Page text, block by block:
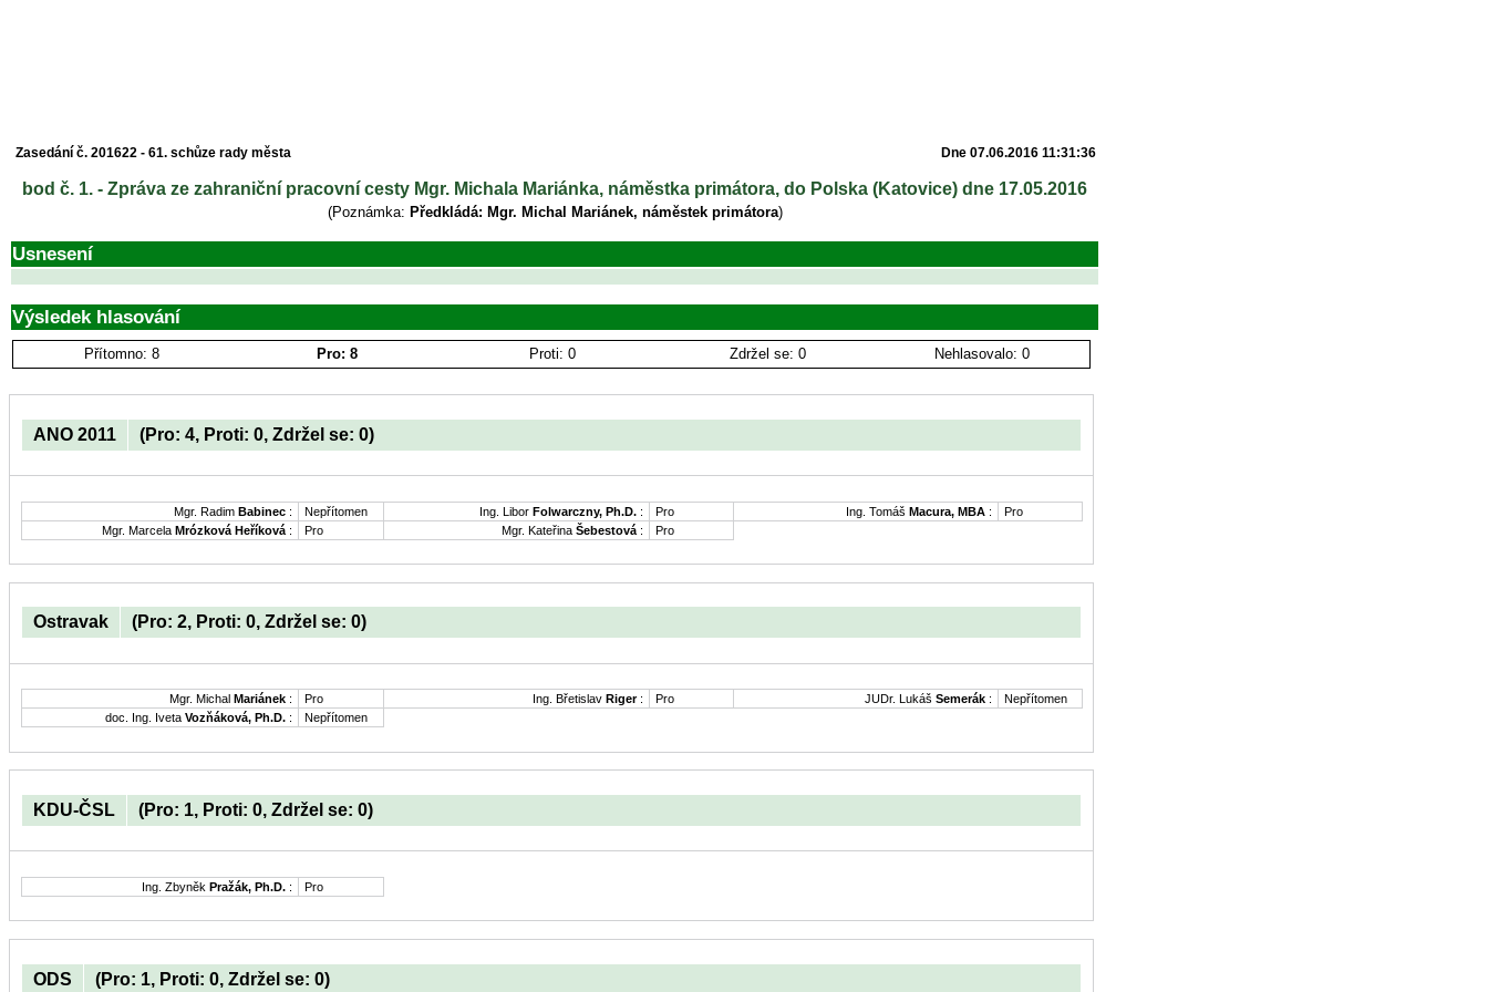
Zasedání č. 201622 - 61. schůze rady města Dne 07.06.2016 11:31:36
bod č. 1. - Zpráva ze zahraniční pracovní cesty Mgr. Michala Mariánka, náměstka primátora, do Polska (Katovice) dne 17.05.2016
(Poznámka: Předkládá: Mgr. Michal Mariánek, náměstek primátora)
Usnesení
Výsledek hlasování
Přítomno: 8 Pro: 8 Proti: 0 Zdržel se: 0 Nehlasovalo: 0
ANO 2011 (Pro: 4, Proti: 0, Zdržel se: 0)
Mgr. Radim Babinec : Nepřítomen Ing. Libor Folwarczny, Ph.D. : Pro Ing. Tomáš Macura, MBA :
Pro
Mgr. Marcela Mrózková Heříková : Pro Mgr. Kateřina Šebestová : Pro
Ostravak (Pro: 2, Proti: 0, Zdržel se: 0)
Mgr. Michal Mariánek : Pro Ing. Břetislav Riger: Pro JUDr. Lukáš Semerák :
Nepřítomen
doc. Ing. Iveta Vozňáková, Ph.D. : Nepřítomen
KDU-ČSL (Pro: 1, Proti: 0, Zdržel se: 0)
Ing. Zbyněk Pražák, Ph.D. : Pro
ODS (Pro: 1, Proti: 0, Zdržel se: 0)